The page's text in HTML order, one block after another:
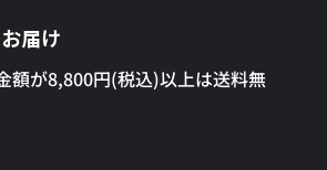
届け
額が8,800円(税込)以上は送料無